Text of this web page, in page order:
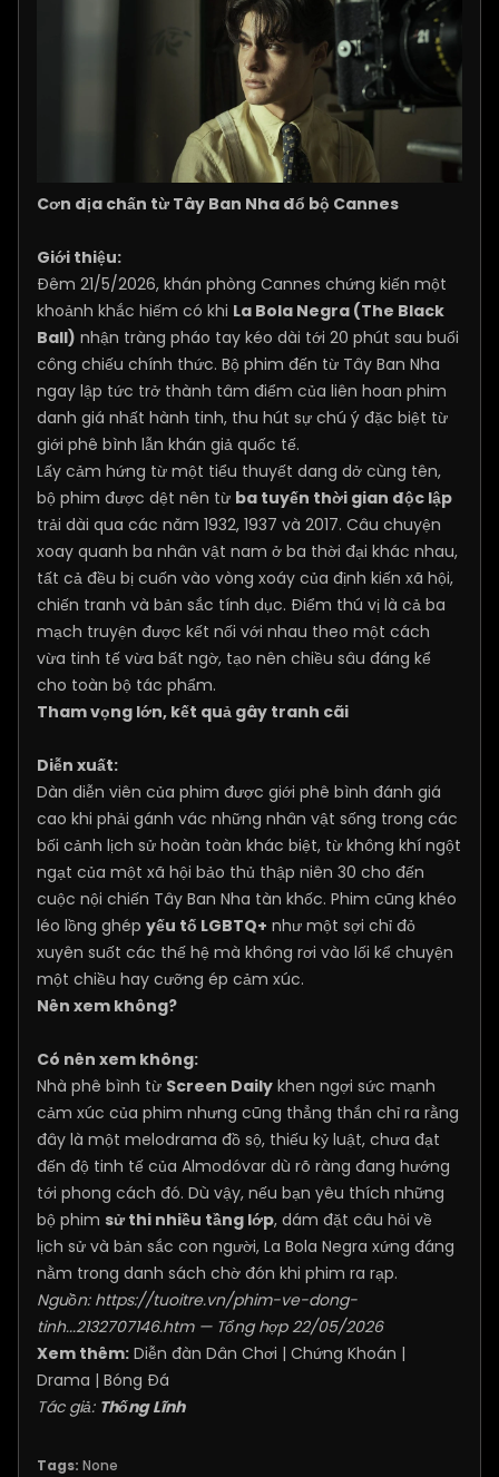
Cơn địa chấn từ Tây Ban Nha đổ bộ Cannes
Giới thiệu:
Đêm 21/5/2026, khán phòng Cannes chứng kiến một
khoảnh khắc hiếm có khi La Bola Negra (The Black
Ball) nhận tràng pháo tay kéo dài tới 20 phút sau buổi
công chiếu chính thức. Bộ phim đến từ Tây Ban Nha
ngay lập tức trở thành tâm điểm của liên hoan phim
danh giá nhất hành tinh, thu hút sự chú ý đặc biệt từ
giới phê bình lẫn khán giả quốc tế.
Lấy cảm hứng từ một tiểu thuyết dang dở cùng tên,
bộ phim được dệt nên từ ba tuyến thời gian độc lập
trải dài qua các năm 1932, 1937 và 2017. Câu chuyện
xoay quanh ba nhân vật nam ở ba thời đại khác nhau,
tất cả đều bị cuốn vào vòng xoáy của định kiến xã hội,
chiến tranh và bản sắc tính dục. Điểm thú vị là cả ba
mạch truyện được kết nối với nhau theo một cách
vừa tinh tế vừa bất ngờ, tạo nên chiều sâu đáng kể
cho toàn bộ tác phẩm.
Tham vọng lớn, kết quả gây tranh cãi
Diễn xuất:
Dàn diễn viên của phim được giới phê bình đánh giá
cao khi phải gánh vác những nhân vật sống trong các
bối cảnh lịch sử hoàn toàn khác biệt, từ không khí ngột
ngạt của một xã hội bảo thủ thập niên 30 cho đến
cuộc nội chiến Tây Ban Nha tàn khốc. Phim cũng khéo
léo lồng ghép yếu tố LGBTQ+ như một sợi chỉ đỏ
xuyên suốt các thế hệ mà không rơi vào lối kể chuyện
một chiều hay cưỡng ép cảm xúc.
Nên xem không?
Có nên xem không:
Nhà phê bình từ Screen Daily khen ngợi sức mạnh
cảm xúc của phim nhưng cũng thẳng thắn chỉ ra rằng
đây là một melodrama đồ sộ, thiếu kỷ luật, chưa đạt
đến độ tinh tế của Almodóvar dù rõ ràng đang hướng
tới phong cách đó. Dù vậy, nếu bạn yêu thích những
bộ phim sử thi nhiều tầng lớp, dám đặt câu hỏi về
lịch sử và bản sắc con người, La Bola Negra xứng đáng
nằm trong danh sách chờ đón khi phim ra rạp.
Nguồn: https://tuoitre.vn/phim-ve-dong-
tinh...2132707146.htm— Tổng hợp 22/05/2026
Xem thêm: Diễn đàn Dân Chơi | Chứng Khoán |
Drama | Bóng Đá
Tác giả: Thống Lĩnh
Tags: None